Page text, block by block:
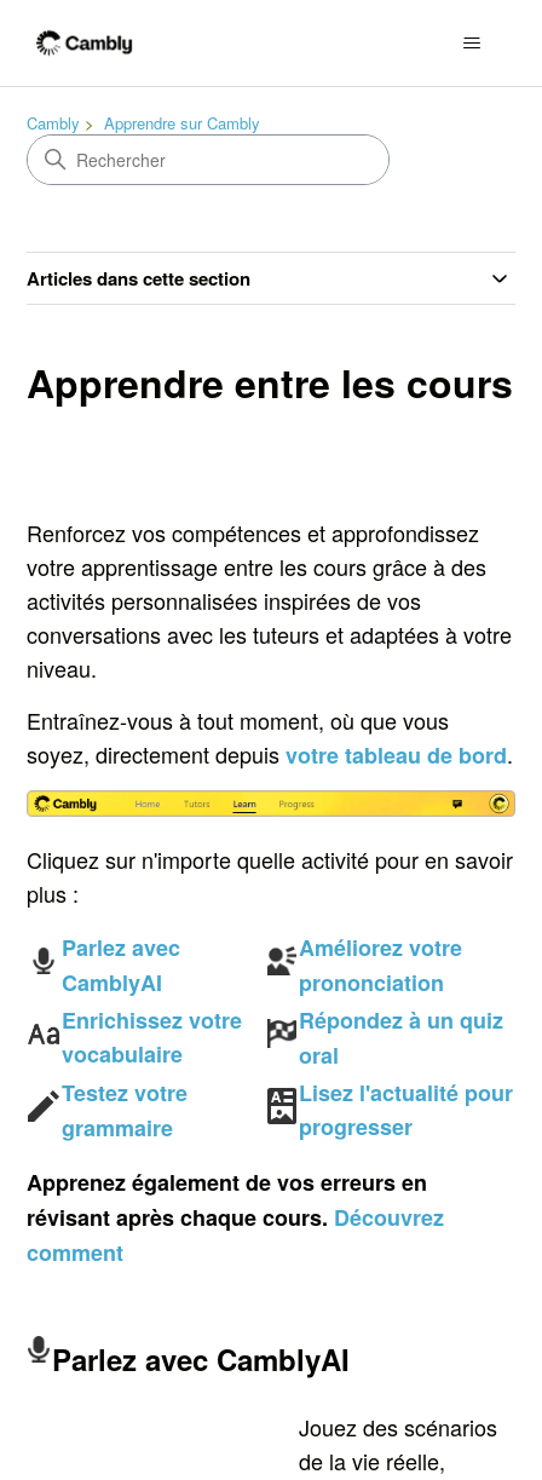
Cambly Apprendre sur Cambly
Articles dans cette section
Apprendre entre les cours
Renforcez vos compétences et approfondissez
votre apprentissage entre les cours grâce à des
activités personnalisées inspirées de vos
conversations avec les tuteurs et adaptées à votre
niveau.
Entraînez-vous à tout moment, où que vous
soyez, directement depuisvotre tableau de bord.
Cliquez sur n'importe quelle activité pour en savoir
plus :
Parlez avec
CamblyAI
Améliorez votre
prononciation
Enrichissez votre
vocabulaire
Répondez à un quiz
oral
Testez votre
grammaire
Lisez l'actualité pour
progresser
Apprenez également de vos erreurs en
révisant après chaque cours. Découvrez
comment
Parlez avec CamblyAI
Jouez des scénarios
de la vie réelle,